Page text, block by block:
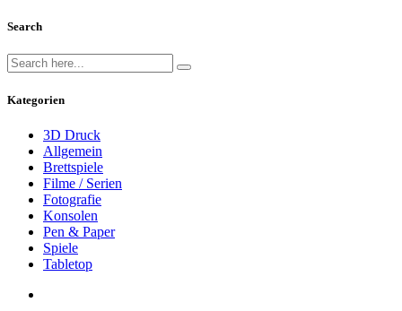
Search
Kategorien
3D Druck
Allgemein
Brettspiele
Filme / Serien
Fotografie
Konsolen
Pen & Paper
Spiele
Tabletop